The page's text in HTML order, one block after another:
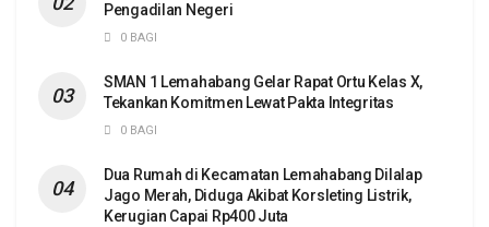
Pengadilan Negeri
0 BAGI
SMAN 1 Lemahabang Gelar Rapat Ortu Kelas X,
Tekankan Komitmen Lewat Pakta Integritas
0 BAGI
Dua Rumah di Kecamatan Lemahabang Dilalap
Jago Merah, Diduga Akibat Korsleting Listrik,
Kerugian Capai Rp400 Juta